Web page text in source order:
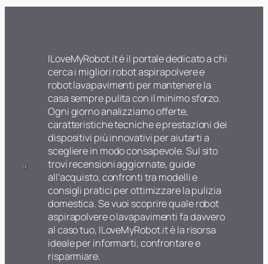
ILoveMyRobot.it è il portale dedicato a chi
cerca i migliori robot aspirapolvere e
robot lavapavimenti per mantenere la
casa sempre pulita con il minimo sforzo.
Ogni giorno analizziamo offerte,
caratteristiche tecniche e prestazioni dei
dispositivi più innovativi per aiutarti a
scegliere in modo consapevole. Sul sito
trovi recensioni aggiornate, guide
all’acquisto, confronti tra modelli e
consigli pratici per ottimizzare la pulizia
domestica. Se vuoi scoprire quale robot
aspirapolvere o lavapavimenti fa davvero
al caso tuo, ILoveMyRobot.it è la risorsa
ideale per informarti, confrontare e
risparmiare.